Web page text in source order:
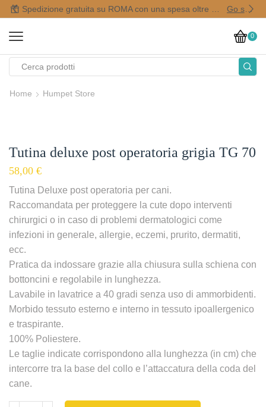
Go shop
0
Home Humpet Store
Tutina deluxe post operatoria grigia TG 70
58,00 €
Tutina Deluxe post operatoria per cani.
Raccomandata per proteggere la cute dopo interventi
chirurgici o in caso di problemi dermatologici come
infezioni in generale, allergie, eczemi, prurito, dermatiti,
ecc.
Pratica da indossare grazie alla chiusura sulla schiena con
bottoncini e regolabile in lunghezza.
Lavabile in lavatrice a 40 gradi senza uso di ammorbidenti.
Morbido tessuto esterno e interno in tessuto ipoallergenico
e traspirante.
100% Poliestere.
Le taglie indicate corrispondono alla lunghezza (in cm) che
intercorre tra la base del collo e l’attaccatura della coda del
cane.